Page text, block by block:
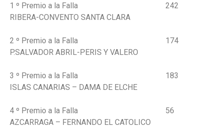
1 º Premio a la Falla 242
RIBERA-CONVENTO SANTA CLARA
2 º Premio a la Falla 174
P.SALVADOR ABRIL-PERIS Y VALERO
3 º Premio a la Falla 183
ISLAS CANARIAS – DAMA DE ELCHE
4 º Premio a la Falla 56
AZCARRAGA – FERNANDO EL CATOLICO